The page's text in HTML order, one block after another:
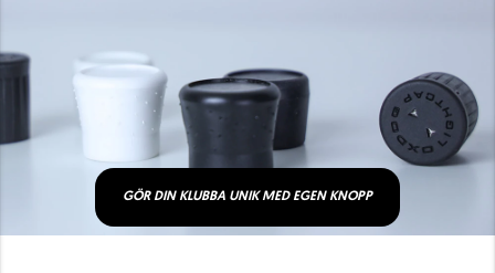
GÖR DIN KLUBBA UNIK MED EGEN KNOPP